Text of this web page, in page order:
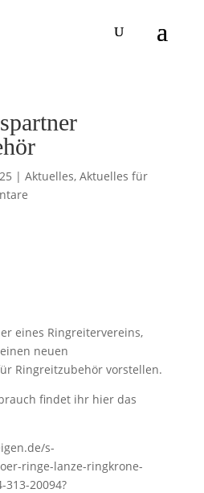
| Aktuelles, Aktuelles für
eines Ringreitervereins,
neuen
Ringreitzubehör vorstellen.
findet ihr hier das
s-
ringe-lanze-ringkrone-
20094?